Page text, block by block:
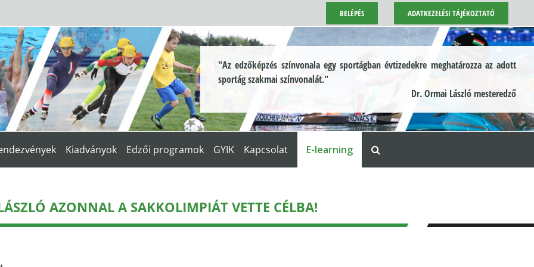
BELÉPÉS ADATKEZELÉSI TÁJÉKOZTATÓ
"Az edzőképzés színvonala egy sportágban évtizedekre meghatározza az adott
sportág szakmai színvonalát."
Dr. Ormai László mesteredző
Kiadványok Edzői programok GYIK Kapcsolat E-learning
AZONNAL A SAKKOLIMPIÁT VETTE CÉLBA!